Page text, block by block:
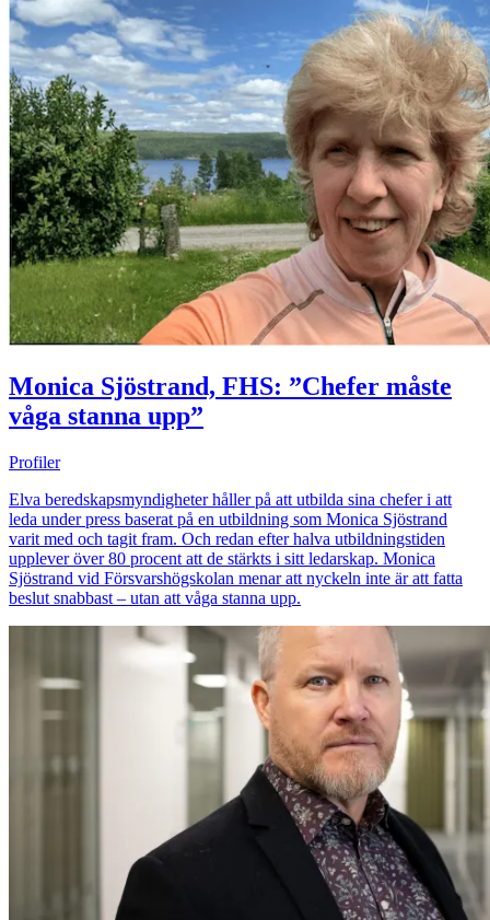
Monica Sjöstrand, FHS: ”Chefer måste
våga stanna upp”
Profiler
Elva beredskapsmyndigheter håller på att utbilda sina chefer i att
leda under press baserat på en utbildning som Monica Sjöstrand
varit med och tagit fram. Och redan efter halva utbildningstiden
upplever över 80 procent att de stärkts i sitt ledarskap. Monica
Sjöstrand vid Försvarshögskolan menar att nyckeln inte är att fatta
beslut snabbast – utan att våga stanna upp.